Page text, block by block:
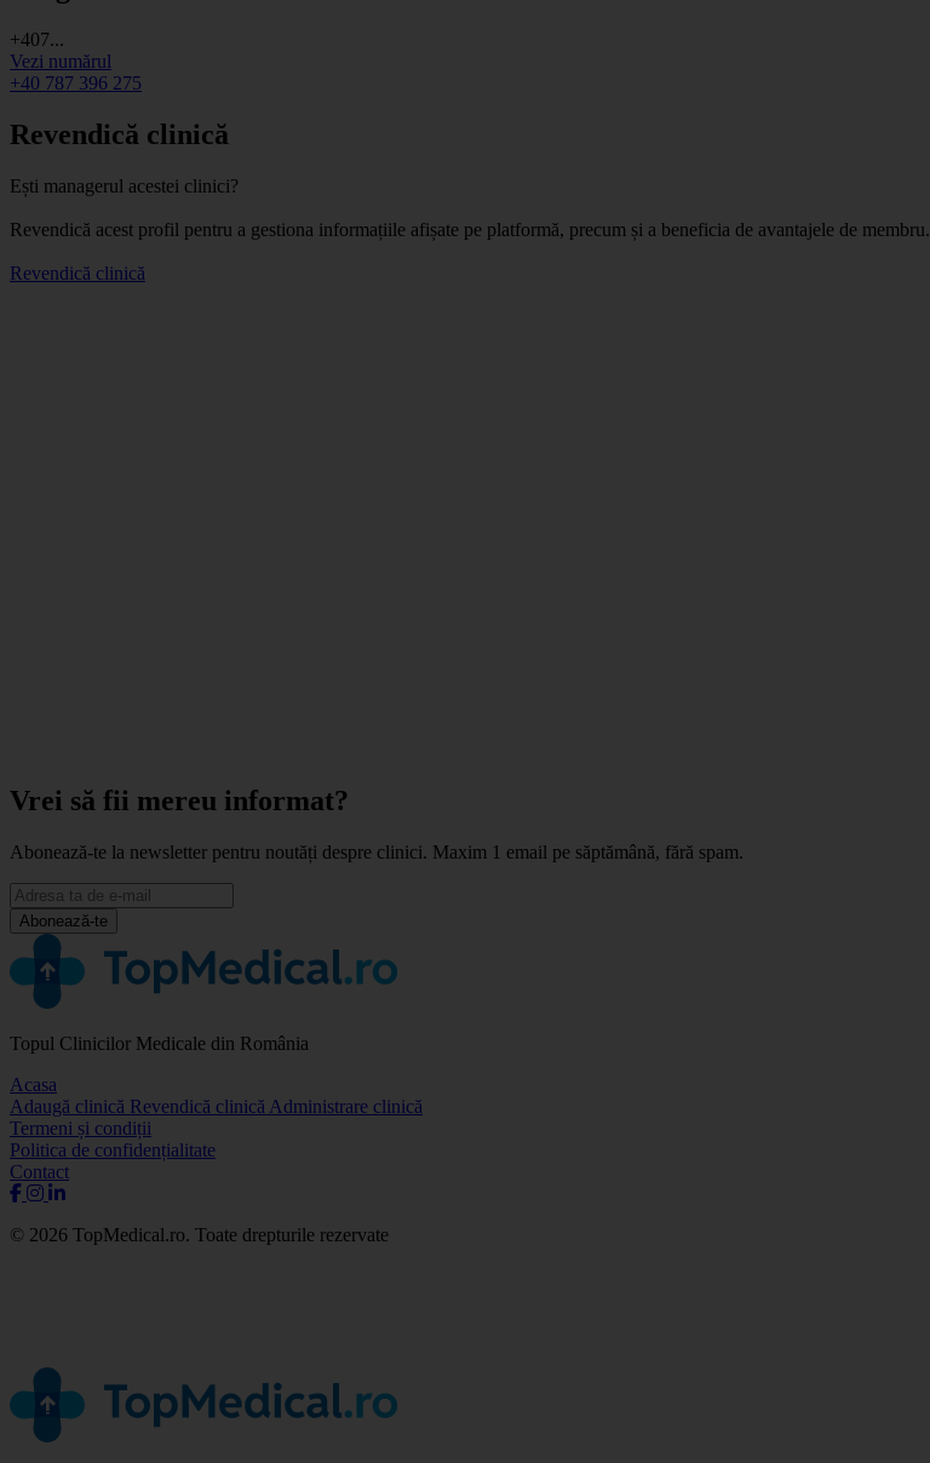
+407...
Vezi numărul
+40 787 396 275
Revendică clinică
Ești managerul acestei clinici?
Revendică acest profil pentru a gestiona informațiile afișate pe platformă, precum și a beneficia de avantajele de membru.
Revendică clinică
Vrei să fii mereu informat?
Abonează-te la newsletter pentru noutăți despre clinici. Maxim 1 email pe săptămână, fără spam.
Abonează-te
Topul Clinicilor Medicale din România
Acasa
Adaugă clinică Revendică clinică Administrare clinică
Termeni și condiții
Politica de confidențialitate
Contact
© 2026 TopMedical.ro. Toate drepturile rezervate